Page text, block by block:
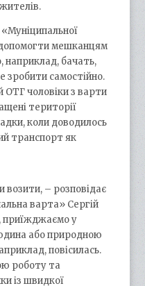
мешканцям
бачать,
зробити самостійно.
ОТГ чоловіки з варти
території
коли доводилось
транспорт як
возити, – розповідає
варта» Сергій
приїжджаємо у
або природною
повісилась.
роботу та
із швидкої